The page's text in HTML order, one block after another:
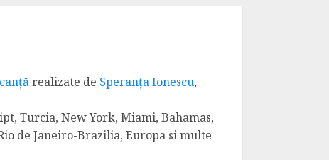
realizate de Speranța Ionescu,
Turcia, New York, Miami, Bahamas,
de Janeiro-Brazilia, Europa si multe